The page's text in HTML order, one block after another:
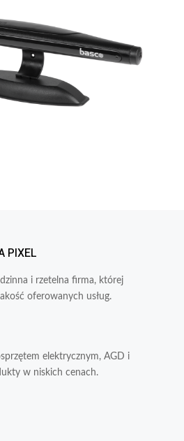
PIXEL
i rzetelna firma, której
oferowanych usług.
elektrycznym, AGD i
w niskich cenach.